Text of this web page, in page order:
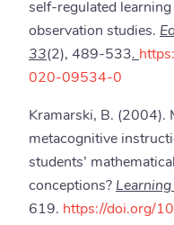
self-regulated
observation studies.
33(2), 489-533.
020-09534-0
Kramarski, B. (2004).
metacognitive
students’
conceptions?
619. https://doi.org/